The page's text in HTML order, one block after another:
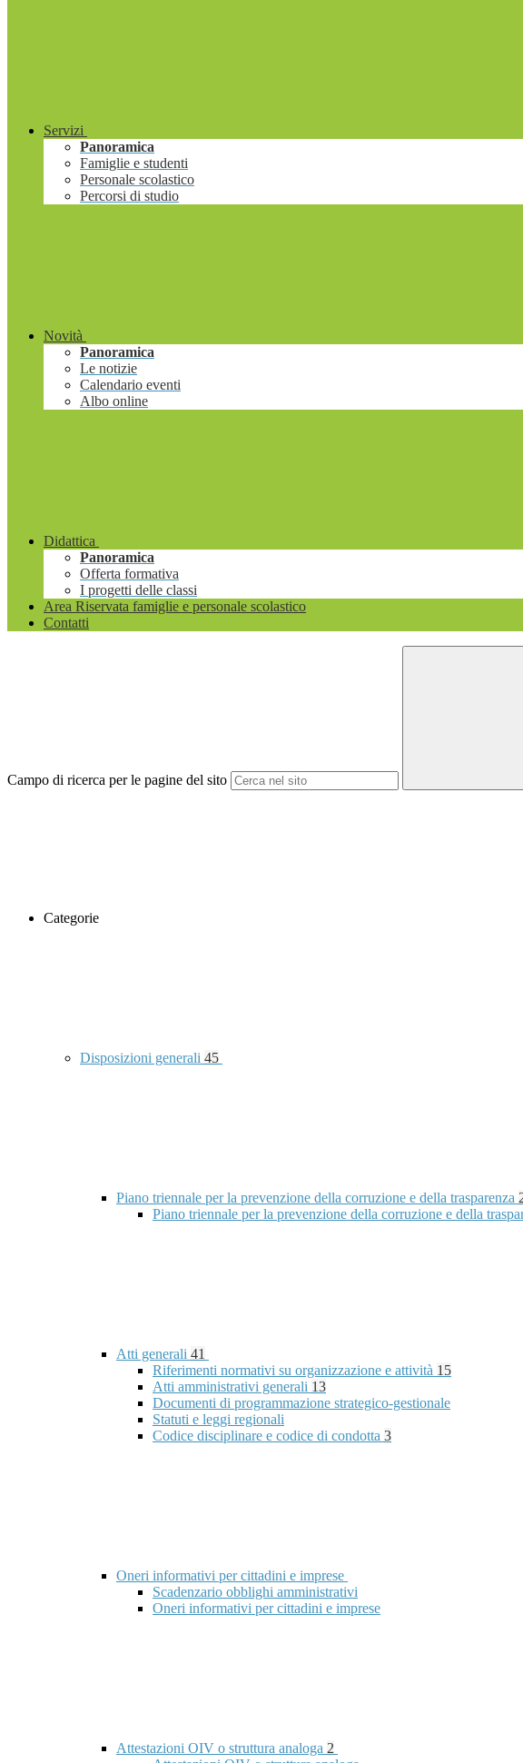
Servizi
Panoramica
Famiglie e studenti
Personale scolastico
Percorsi di studio
Novità
Panoramica
Le notizie
Calendario eventi
Albo online
Didattica
Panoramica
Offerta formativa
I progetti delle classi
Area Riservata famiglie e personale scolastico
Contatti
Campo di ricerca per le pagine del sito
Categorie
Disposizioni generali 45
Piano triennale per la prevenzione della corruzione e della trasparenza
Piano triennale per la prevenzione della corruzione e della
Atti generali 41
Riferimenti normativi su organizzazione e attività 15
Atti amministrativi generali 13
Documenti di programmazione strategico-gestionale
Statuti e leggi regionali
Codice disciplinare e codice di condotta 3
Oneri informativi per cittadini e imprese
Scadenzario obblighi amministrativi
Oneri informativi per cittadini e imprese
Attestazioni OIV o struttura analoga 2